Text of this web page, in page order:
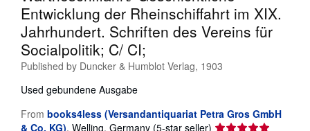
Entwicklung der Rheinschiffahrt im XIX.
Jahrhundert. Schriften des Vereins für
Socialpolitik; C/ CI;
Published by Duncker & Humblot Verlag, 1903
Used gebundene Ausgabe
From books4less (Versandantiquariat Petra Gros GmbH
& Co. KG), Welling, Germany (5-star seller) Seller